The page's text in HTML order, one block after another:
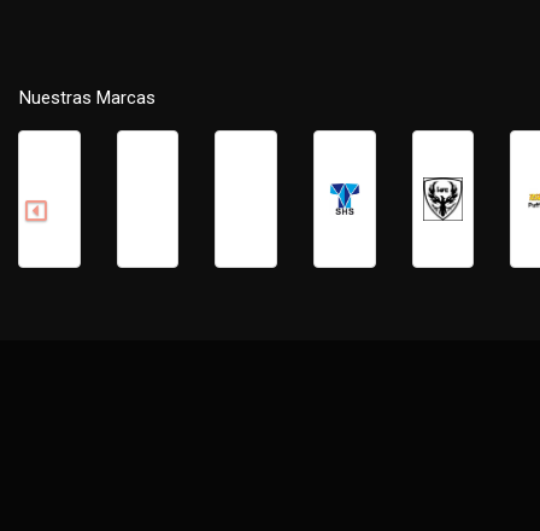
Nuestras Marcas